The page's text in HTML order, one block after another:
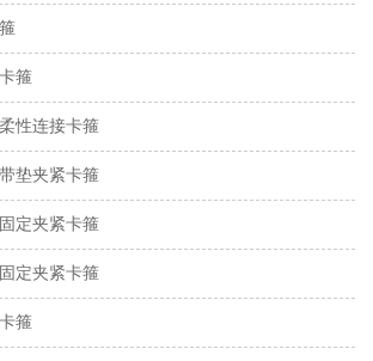
箍
性连接卡箍
垫夹紧卡箍
定夹紧卡箍
定夹紧卡箍
箍